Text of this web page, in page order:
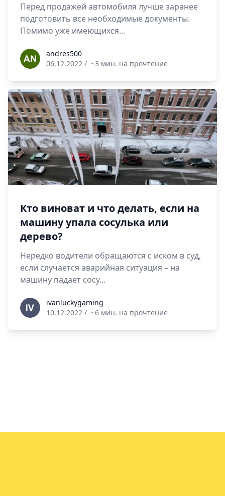
Перед продажей автомобиля лучше заранее
подготовить все необходимые документы.
Помимо уже имеющихся...
andres500andres500
06.12.2022 / ~3 мин. на прочтение
Кто виноват и что делать, если на
машину упала сосулька или
дерево?
Нередко водители обращаются с иском в суд,
если случается аварийная ситуация – на
машину падает сосу...
ivanluckygaming
ivanluckygaming
10.12.2022 / ~6 мин. на прочтение